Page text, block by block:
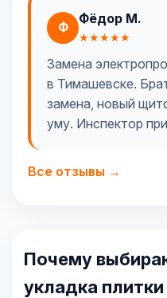
Ф
Фёдор М.
★★★★★
Замена
в Тимашевске.
замена, новый
уму. Инспектор
Все отзывы →
Почему
укладка